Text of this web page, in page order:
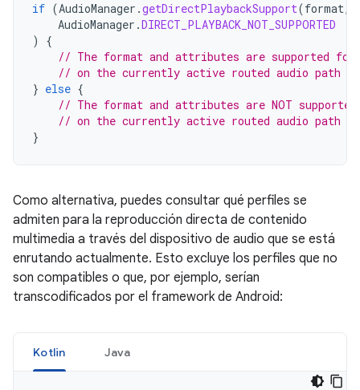
if (AudioManager .getDirectPlaybackSupport(format,
AudioManager .DIRECT_PLAYBACK_NOT_SUPPORTED
)
{
// The format and attributes are supported for
// on the currently active routed audio path
} else {
// The format and attributes are NOT
// on the currently active routed audio path
}
Como alternativa, puedes consultar qué perfiles se
admiten para la reproducción directa de contenido
multimedia a través del dispositivo de audio que se está
enrutando actualmente. Esto excluye los perfiles que no
son compatibles o que, por ejemplo, serían
transcodificados por el framework de Android:
Kotlin Java